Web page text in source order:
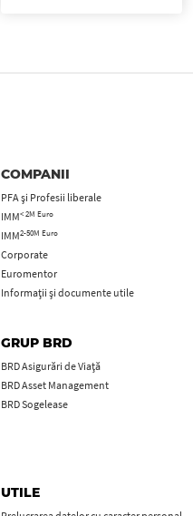
COMPANII
PFA şi Profesii liberale
IMM< 2M Euro
IMM2-50M Euro
Corporate
Euromentor
Informații și documente utile
GRUP BRD
BRD Asigurări de Viață
BRD Asset Management
BRD Sogelease
UTILE